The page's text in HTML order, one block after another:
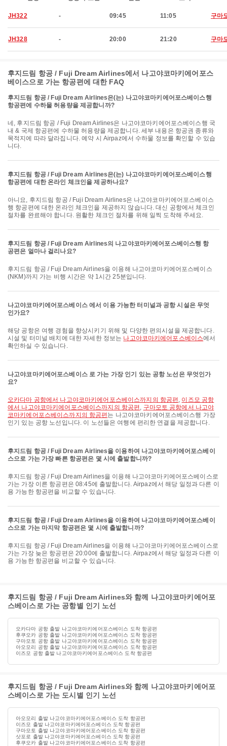
JH322 - 09:45 11:05 구마
JH328 - 20:00 21:20 구마
후지드림 항공 / Fuji Dream Airlines에서 나고야코마키에어포스
베이스으로 가는 항공편에 대한 FAQ
후지드림 항공 / Fuji Dream Airlines은(는) 나고야코마키에어포스베이스행
항공편에 수하물 허용량을 제공합니까?
네, 후지드림 항공 / Fuji Dream Airlines은 나고야코마키에어포스베이스행 국
내 & 국제 항공편에 수하물 허용량을 제공합니다. 세부 내용은 항공권 종류와
목적지에 따라 달라집니다. 예약 시 Airpaz에서 수하물 정보를 확인할 수 있습
니다.
후지드림 항공 / Fuji Dream Airlines은(는) 나고야코마키에어포스베이스행
항공편에 대한 온라인 체크인을 제공하나요?
아니요, 후지드림 항공 / Fuji Dream Airlines은 나고야코마키에어포스베이스
행 항공편에 대한 온라인 체크인을 제공하지 않습니다. 대신 공항에서 체크인
절차를 완료해야 합니다. 원활한 체크인 절차를 위해 일찍 도착해 주세요.
후지드림 항공 / Fuji Dream Airlines의 나고야코마키에어포스베이스행 항
공편은 얼마나 걸리나요?
후지드림 항공 / Fuji Dream Airlines을 이용해 나고야코마키에어포스베이스
(NKM)까지 가는 비행 시간은 약 1시간 25분입니다.
나고야코마키에어포스베이스 에서 이용 가능한 터미널과 공항 시설은 무엇
인가요?
해당 공항은 여행 경험을 향상시키기 위해 및 다양한 편의시설을 제공합니다.
시설 및 터미널 배치에 대한 자세한 정보는 나고야코마키에어포스베이스에서
확인하실 수 있습니다.
나고야코마키에어포스베이스 로 가는 가장 인기 있는 공항 노선은 무엇인가
요?
오카다마 공항에서 나고야코마키에어포스베이스까지의 항공편 , 이즈모 공항
에서 나고야코마키에어포스베이스까지의 항공편 , 구마모토 공항에서 나고야
코마키에어포스베이스까지의 항공편 는 나고야코마키에어포스베이스행 가장
인기 있는 공항 노선입니다. 이 노선들은 여행에 편리한 연결을 제공합니다.
후지드림 항공 / Fuji Dream Airlines을 이용하여 나고야코마키에어포스베이
스으로 가는 가장 빠른 항공편은 몇 시에 출발합니까?
후지드림 항공 / Fuji Dream Airlines을 이용해 나고야코마키에어포스베이스로
가는 가장 이른 항공편은 08:45에 출발합니다. Airpaz에서 해당 일정과 다른 이
용 가능한 항공편을 비교할 수 있습니다.
후지드림 항공 / Fuji Dream Airlines을 이용하여 나고야코마키에어포스베이
스으로 가는 마지막 항공편은 몇 시에 출발합니까?
후지드림 항공 / Fuji Dream Airlines을 이용해 나고야코마키에어포스베이스로
가는 가장 늦은 항공편은 20:00에 출발합니다. Airpaz에서 해당 일정과 다른 이
용 가능한 항공편을 비교할 수 있습니다.
후지드림 항공 / Fuji Dream Airlines와 함께 나고야코마키에어포
스베이스로 가는 공항별 인기 노선
오카다마 공항 출발 나고야코마키에어포스베이스 도착 항공편
후쿠오카 공항 출발 나고야코마키에어포스베이스 도착 항공편
구마모토 공항 출발 나고야코마키에어포스베이스 도착 항공편
아오모리 공항 출발 나고야코마키에어포스베이스 도착 항공편
이즈모 공항 출발 나고야코마키에어포스베이스 도착 항공편
후지드림 항공 / Fuji Dream Airlines와 함께 나고야코마키에어포
스베이스로 가는 도시별 인기 노선
아오모리 출발 나고야코마키에어포스베이스 도착 항공편
이즈모 출발 나고야코마키에어포스베이스 도착 항공편
구마모토 출발 나고야코마키에어포스베이스 도착 항공편
삿포로 출발 나고야코마키에어포스베이스 도착 항공편
후쿠오카 출발 나고야코마키에어포스베이스 도착 항공편